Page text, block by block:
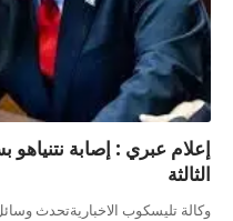
عبري : إصابة نتنياهو
تليسكوب الاخباريةتحدث وسائل